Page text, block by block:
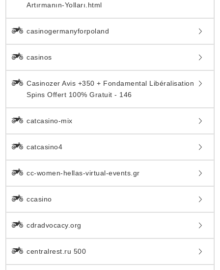
Artırmanın-Yolları.html
casinogermanyforpoland
casinos
Casinozer Avis +350 + Fondamental Libéralisation
Spins Offert 100% Gratuit - 146
catcasino-mix
catcasino4
cc-women-hellas-virtual-events.gr
ccasino
cdradvocacy.org
centralrest.ru 500